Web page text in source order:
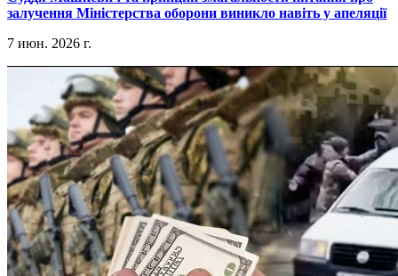
залучення Міністерства оборони виникло навіть у апеляції
7 июн. 2026 г.